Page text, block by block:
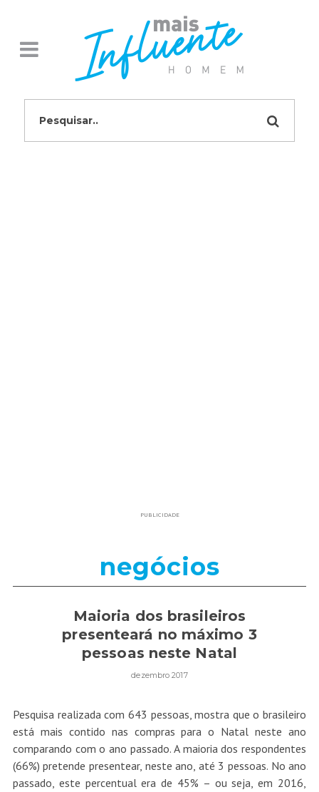
PUBLICIDADE
negócios
Maioria dos brasileiros
presenteará no máximo 3
pessoas neste Natal
dezembro 2017
Pesquisa realizada com 643 pessoas, mostra que o brasileiro
está mais contido nas compras para o Natal neste ano
comparando com o ano passado. A maioria dos respondentes
(66%) pretende presentear, neste ano, até 3 pessoas. No ano
passado, este percentual era de 45% – ou seja, em 2016,